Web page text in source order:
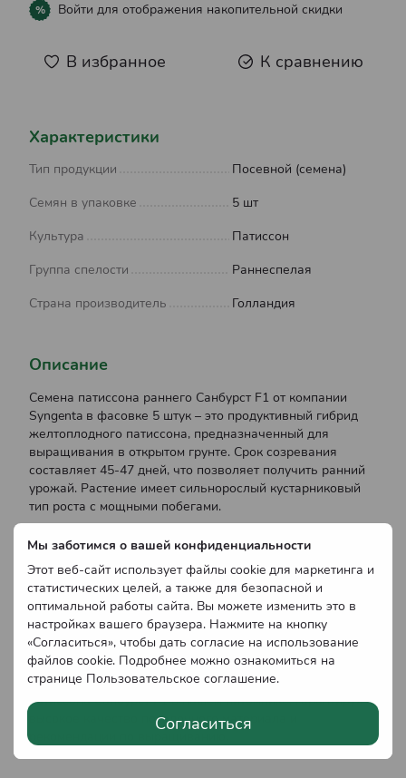
Мы заботимся о вашей конфиденциальности
Этот веб-сайт использует файлы cookie для маркетинга и
статистических целей, а также для безопасной и
оптимальной работы сайта. Вы можете изменить это в
настройках вашего браузера. Нажмите на кнопку
«Согласиться», чтобы дать согласие на использование
файлов cookie. Подробнее можно ознакомиться на
странице Пользовательское соглашение.
Согласиться
% Войти для отображения накопительной скидки
В избранное К сравнению
Характеристики
Тип продукции
Посевной (семена)
Семян в упаковке
5 шт
Культура
Патиссон
Группа спелости
Раннеспелая
Страна производитель
Голландия
Описание
Семена патиссона раннего Санбурст F1 от компании
Syngenta в фасовке 5 штук – это продуктивный гибрид
желтоплодного патиссона, предназначенный для
выращивания в открытом грунте. Срок созревания
составляет 45-47 дней, что позволяет получить ранний
урожай. Растение имеет сильнорослый кустарниковый
тип роста с мощными побегами.
желтый цвет, их диаметр достигает 5-8 см. Они
отличаются нежной текстурой и отличными вкусовыми
качествами, что делает их идеальными для кулинарии и
переработки. Гибрид также демонстрирует стойкость ко
многим болезням.
Этот сорт подходит для выращивания в разных
климатических условиях и обеспечивает стабильную
отдачу урожаю. Вы можете приобрести семена
патиссона Санбурст F1 в нашем питомнике, гарантируя
высокое качество посадочного материала и
рекомендации по выращиванию.